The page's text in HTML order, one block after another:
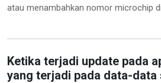
atau menambahkan nomor microchip
Ketika terjadi update pada
yang terjadi pada data-data